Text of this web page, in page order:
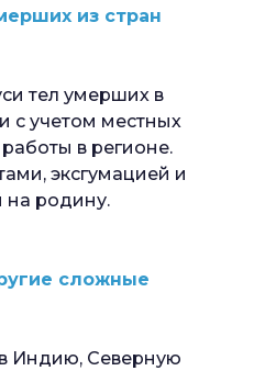
из стран
тел умерших в
с учетом местных
в регионе.
эксгумацией и
на родину.
сложные
Индию, Северную